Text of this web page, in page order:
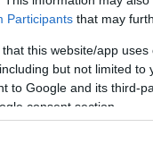
Participants that may
that this website/app
but not limited to
to Google and its third-
consent section.